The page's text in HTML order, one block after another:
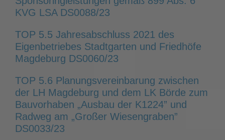
KVG LSA DS0088/23
TOP 5.5 Jahresabschluss 2021 des
Eigenbetriebes Stadtgarten und Friedhöfe
Magdeburg DS0060/23
TOP 5.6 Planungsvereinbarung zwischen
der LH Magdeburg und dem LK Börde zum
Bauvorhaben „Ausbau der K1224” und
Radweg am „Großer Wiesengraben”
DS0033/23